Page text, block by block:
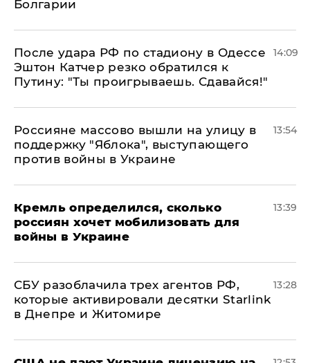
Болгарии
После удара РФ по стадиону в Одессе
Эштон Катчер резко обратился к
Путину: "Ты проигрываешь. Сдавайся!"
14:09
Россияне массово вышли на улицу в
поддержку "Яблока", выступающего
против войны в Украине
13:54
Кремль определился, сколько
россиян хочет мобилизовать для
войны в Украине
13:39
СБУ разоблачила трех агентов РФ,
которые активировали десятки Starlink
в Днепре и Житомире
13:28